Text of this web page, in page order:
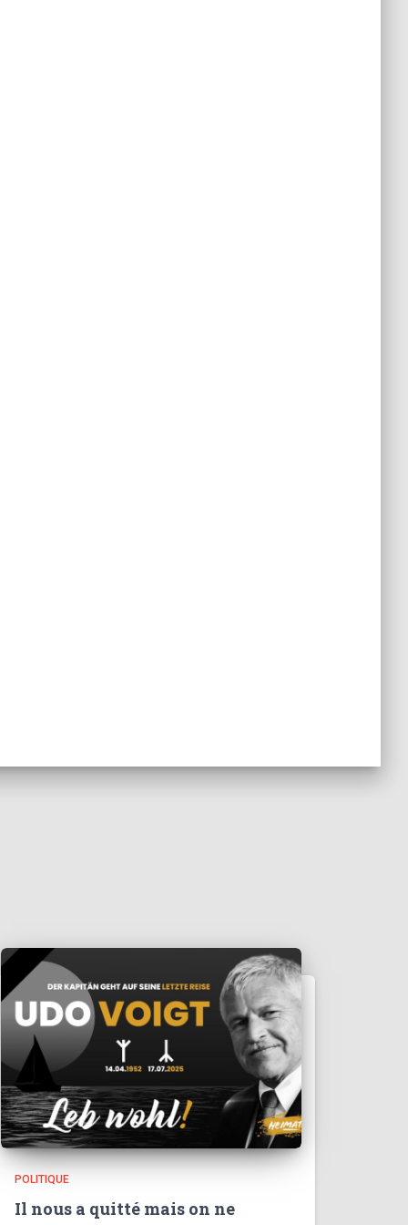
POLITIQUE
Il nous a quitté mais on ne